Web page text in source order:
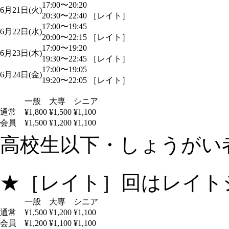
6月21日(火)
17:00〜20:20
20:30〜22:40 ［レイト］
6月22日(水)
17:00〜19:45
20:00〜22:15 ［レイト］
6月23日(木)
17:00〜19:20
19:30〜22:45 ［レイト］
6月24日(金)
17:00〜19:05
19:20〜22:05 ［レイト］
一般 大専
シニア
通常
¥1,800 ¥1,500 ¥1,100
会員
¥1,500 ¥1,200 ¥1,100
高校生以下・しょうがい
★［レイト］回はレイト
一般 大専
シニア
通常
¥1,500 ¥1,200 ¥1,100
会員
¥1,200 ¥1,100 ¥1,100